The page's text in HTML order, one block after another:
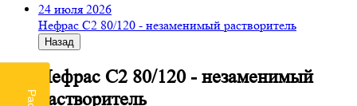
24 июля 2026
Нефрас С2 80/120 - незаменимый растворитель
Назад
Нефрас С2 80/120 - незаменимый
растворитель